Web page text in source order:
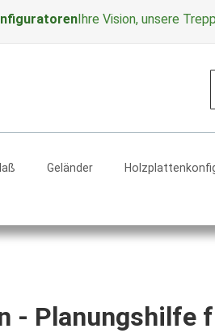
Ihre Vision, unsere
Geländer
- Planungshilfe